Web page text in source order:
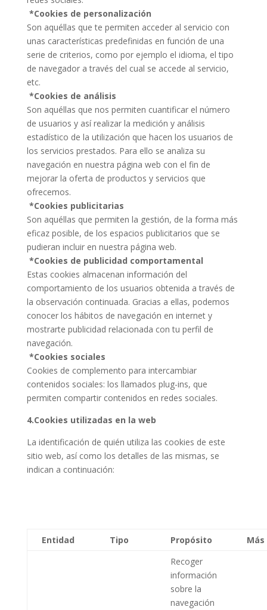
*Cookies de personalización
Son aquéllas que te permiten acceder al servicio con
unas características predefinidas en función de una
serie de criterios, como por ejemplo el idioma, el tipo
de navegador a través del cual se accede al servicio,
etc.
*Cookies de análisis
Son aquéllas que nos permiten cuantificar el número
de usuarios y así realizar la medición y análisis
estadístico de la utilización que hacen los usuarios de
los servicios prestados. Para ello se analiza su
navegación en nuestra página web con el fin de
mejorar la oferta de productos y servicios que
ofrecemos.
*Cookies publicitarias
Son aquéllas que permiten la gestión, de la forma más
eficaz posible, de los espacios publicitarios que se
pudieran incluir en nuestra página web.
*Cookies de publicidad comportamental
Estas cookies almacenan información del
comportamiento de los usuarios obtenida a través de
la observación continuada. Gracias a ellas, podemos
conocer los hábitos de navegación en internet y
mostrarte publicidad relacionada con tu perfil de
navegación.
*Cookies sociales
Cookies de complemento para intercambiar
contenidos sociales: los llamados plug-ins, que
permiten compartir contenidos en redes sociales.
4.Cookies utilizadas en la web
La identificación de quién utiliza las cookies de este
sitio web, así como los detalles de las mismas, se
indican a continuación:
Entidad Tipo Propósito
Recoger
información
sobre la
navegación